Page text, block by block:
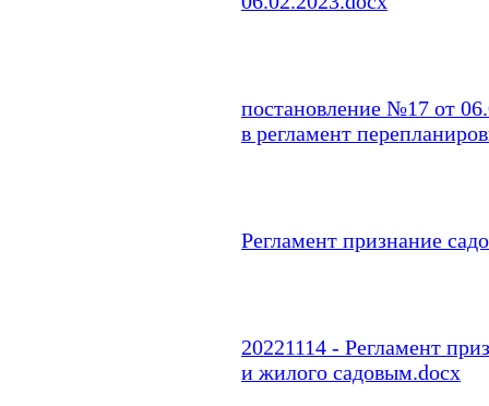
постановление №17 от
в регламент
Регламент признание
20221114 - Регламент
и жилого садовым.docx